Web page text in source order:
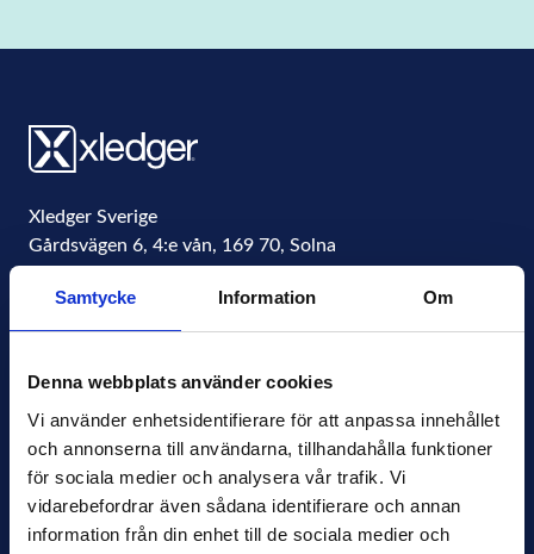
Samtycke Information Om
Denna webbplats använder cookies
Vi använder enhetsidentifierare för att anpassa innehållet
och annonserna till användarna, tillhandahålla funktioner
för sociala medier och analysera vår trafik. Vi
vidarebefordrar även sådana identifierare och annan
information från din enhet till de sociala medier och
Xledger Sverige
Gårdsvägen 6, 4:e vån, 169 70, Solna
Sweden
info@xledger.se
Sekretesspolicy
Terms of Use
Press